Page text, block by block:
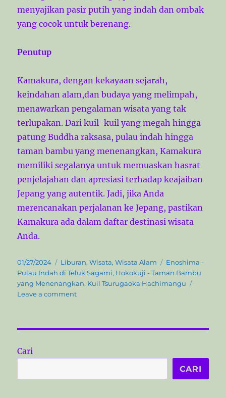
menyajikan pasir putih yang indah dan ombak
yang cocok untuk berenang.
Penutup
Kamakura, dengan kekayaan sejarah,
keindahan alam,dan budaya yang melimpah,
menawarkan pengalaman wisata yang tak
terlupakan. Dari kuil-kuil yang megah hingga
patung Buddha raksasa, pulau indah hingga
taman bambu yang menenangkan, Kamakura
memiliki segalanya untuk memuaskan hasrat
penjelajahan dan apresiasi terhadap keajaiban
Jepang yang autentik. Jadi, jika Anda
merencanakan perjalanan ke Jepang, pastikan
Kamakura ada dalam daftar destinasi wisata
Anda.
P
o
s
t
01/27/2024
C
a
t
e
s
Liburan,Wisata,Wisata Alam
T
a
g
Enoshima -
Pulau Indah di Teluk Sagami, Hokokuji - Taman Bambu
yang Menenangkan, Kuil Tsurugaoka Hachimangu
Leave a commento
l
s
Cari
CARI